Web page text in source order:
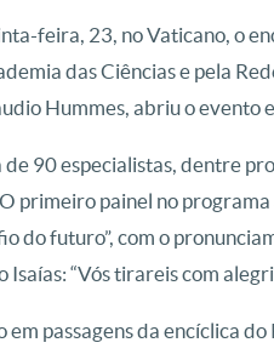
feira, 23, no Vaticano, o
das Ciências e pela
Hummes, abriu o evento
90 especialistas, dentre
primeiro painel no
do futuro”, com o
“Vós tirareis com
passagens da encíclica